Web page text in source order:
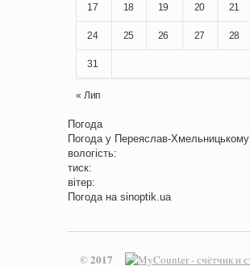
17 18 19 20 21
24 25 26 27 28
31
« Лип
Погода
Погода у Переяслав-Хмельницькому
вологість:
тиск:
вітер:
Погода на sinoptik.ua
© 2017